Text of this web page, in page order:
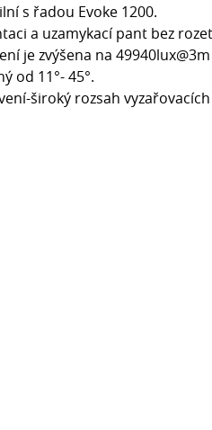
s řadou Evoke 1200.
a uzamykací pant bez
je zvýšena na 49940lux@3m
od 11°- 45°.
široký rozsah